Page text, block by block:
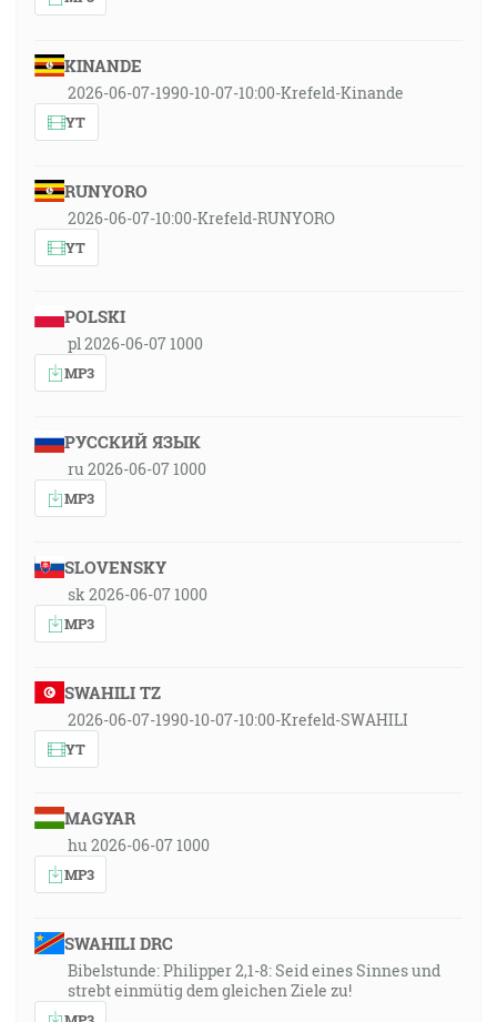
KINANDE
2026-06-07-1990-10-07-10:00-Krefeld-Kinande
YT
RUNYORO
2026-06-07-10:00-Krefeld-RUNYORO
YT
POLSKI
pl 2026-06-07 1000
MP3
РУССКИЙ ЯЗЫК
ru 2026-06-07 1000
MP3
SLOVENSKY
sk 2026-06-07 1000
MP3
SWAHILI TZ
2026-06-07-1990-10-07-10:00-Krefeld-SWAHILI
YT
MAGYAR
hu 2026-06-07 1000
MP3
SWAHILI DRC
Bibelstunde: Philipper 2,1-8: Seid eines Sinnes und
strebt einmütig dem gleichen Ziele zu!